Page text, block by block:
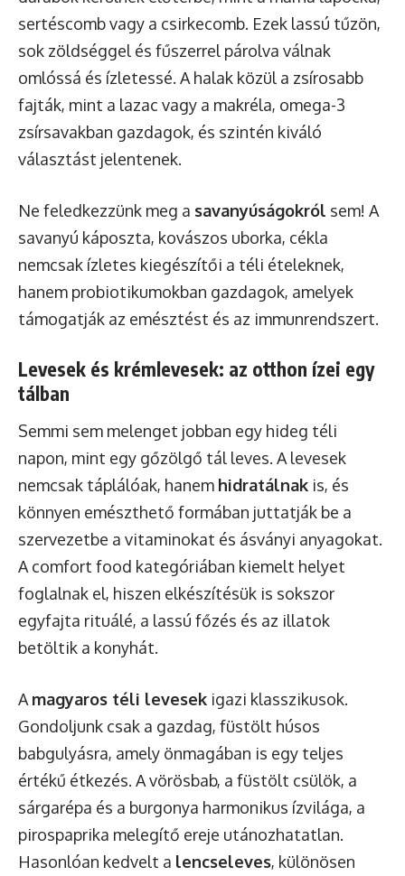
sertéscomb vagy a csirkecomb. Ezek lassú tűzön,
sok zöldséggel és fűszerrel párolva válnak
omlóssá és ízletessé. A halak közül a zsírosabb
fajták, mint a lazac vagy a makréla, omega-3
zsírsavakban gazdagok, és szintén kiváló
választást jelentenek.
Ne feledkezzünk meg a savanyúságokról sem! A
savanyú káposzta, kovászos uborka, cékla
nemcsak ízletes kiegészítői a téli ételeknek,
hanem probiotikumokban gazdagok, amelyek
támogatják az emésztést és az immunrendszert.
Levesek és krémlevesek: az otthon ízei egy
tálban
Semmi sem melenget jobban egy hideg téli
napon, mint egy gőzölgő tál leves. A levesek
nemcsak táplálóak, hanem hidratálnak is, és
könnyen emészthető formában juttatják be a
szervezetbe a vitaminokat és ásványi anyagokat.
A comfort food kategóriában kiemelt helyet
foglalnak el, hiszen elkészítésük is sokszor
egyfajta rituálé, a lassú főzés és az illatok
betöltik a konyhát.
A magyaros téli levesek igazi klasszikusok.
Gondoljunk csak a gazdag, füstölt húsos
babgulyásra, amely önmagában is egy teljes
értékű étkezés. A vörösbab, a füstölt csülök, a
sárgarépa és a burgonya harmonikus ízvilága, a
pirospaprika melegítő ereje utánozhatatlan.
Hasonlóan kedvelt a lencseleves, különösen